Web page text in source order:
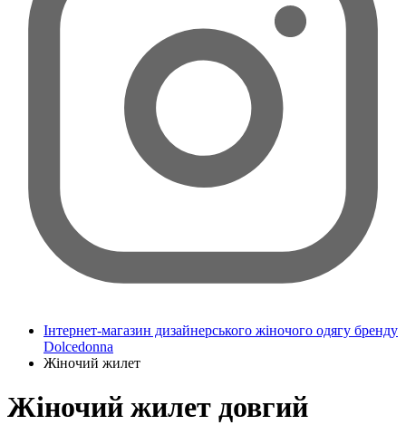
Інтернет-магазин дизайнерського жіночого одягу бренду
Dolcedonna
Жіночий жилет
Жіночий жилет довгий